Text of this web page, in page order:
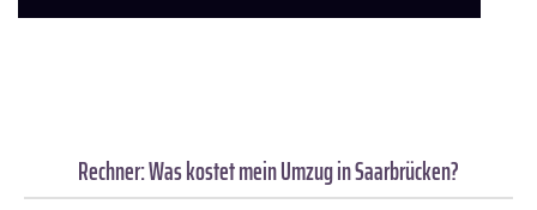
Rechner: Was kostet mein Umzug in Saarbrücken?